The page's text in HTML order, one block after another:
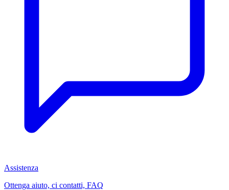
Assistenza
Ottenga aiuto, ci contatti, FAQ